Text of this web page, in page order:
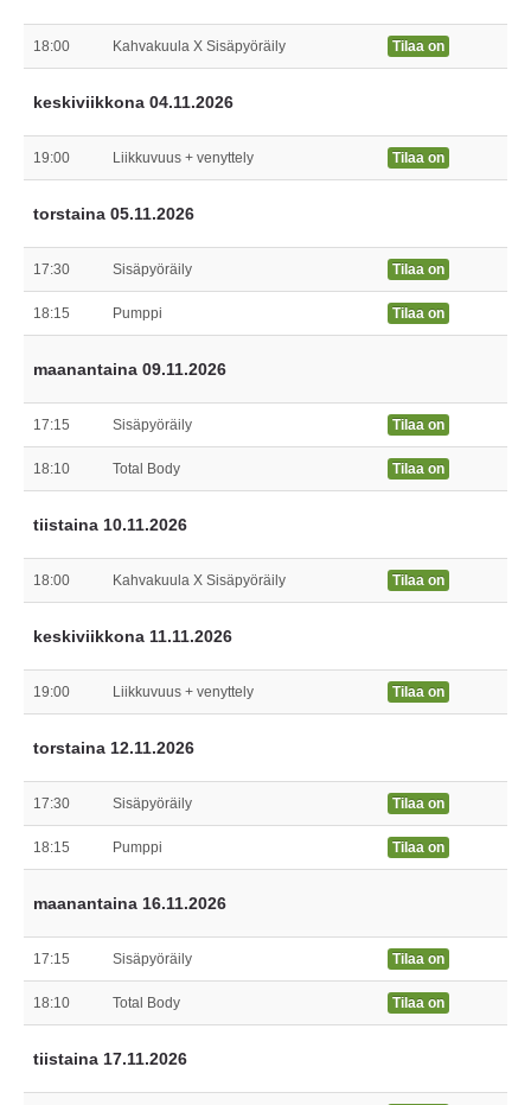
18:00 Kahvakuula X Sisäpyöräily Tilaa on
keskiviikkona 04.11.2026
19:00 Liikkuvuus + venyttely Tilaa on
torstaina 05.11.2026
17:30 Sisäpyöräily Tilaa on
18:15 Pumppi Tilaa on
maanantaina 09.11.2026
17:15 Sisäpyöräily Tilaa on
18:10 Total Body Tilaa on
tiistaina 10.11.2026
18:00 Kahvakuula X Sisäpyöräily Tilaa on
keskiviikkona 11.11.2026
19:00 Liikkuvuus + venyttely Tilaa on
torstaina 12.11.2026
17:30 Sisäpyöräily Tilaa on
18:15 Pumppi Tilaa on
maanantaina 16.11.2026
17:15 Sisäpyöräily Tilaa on
18:10 Total Body Tilaa on
tiistaina 17.11.2026